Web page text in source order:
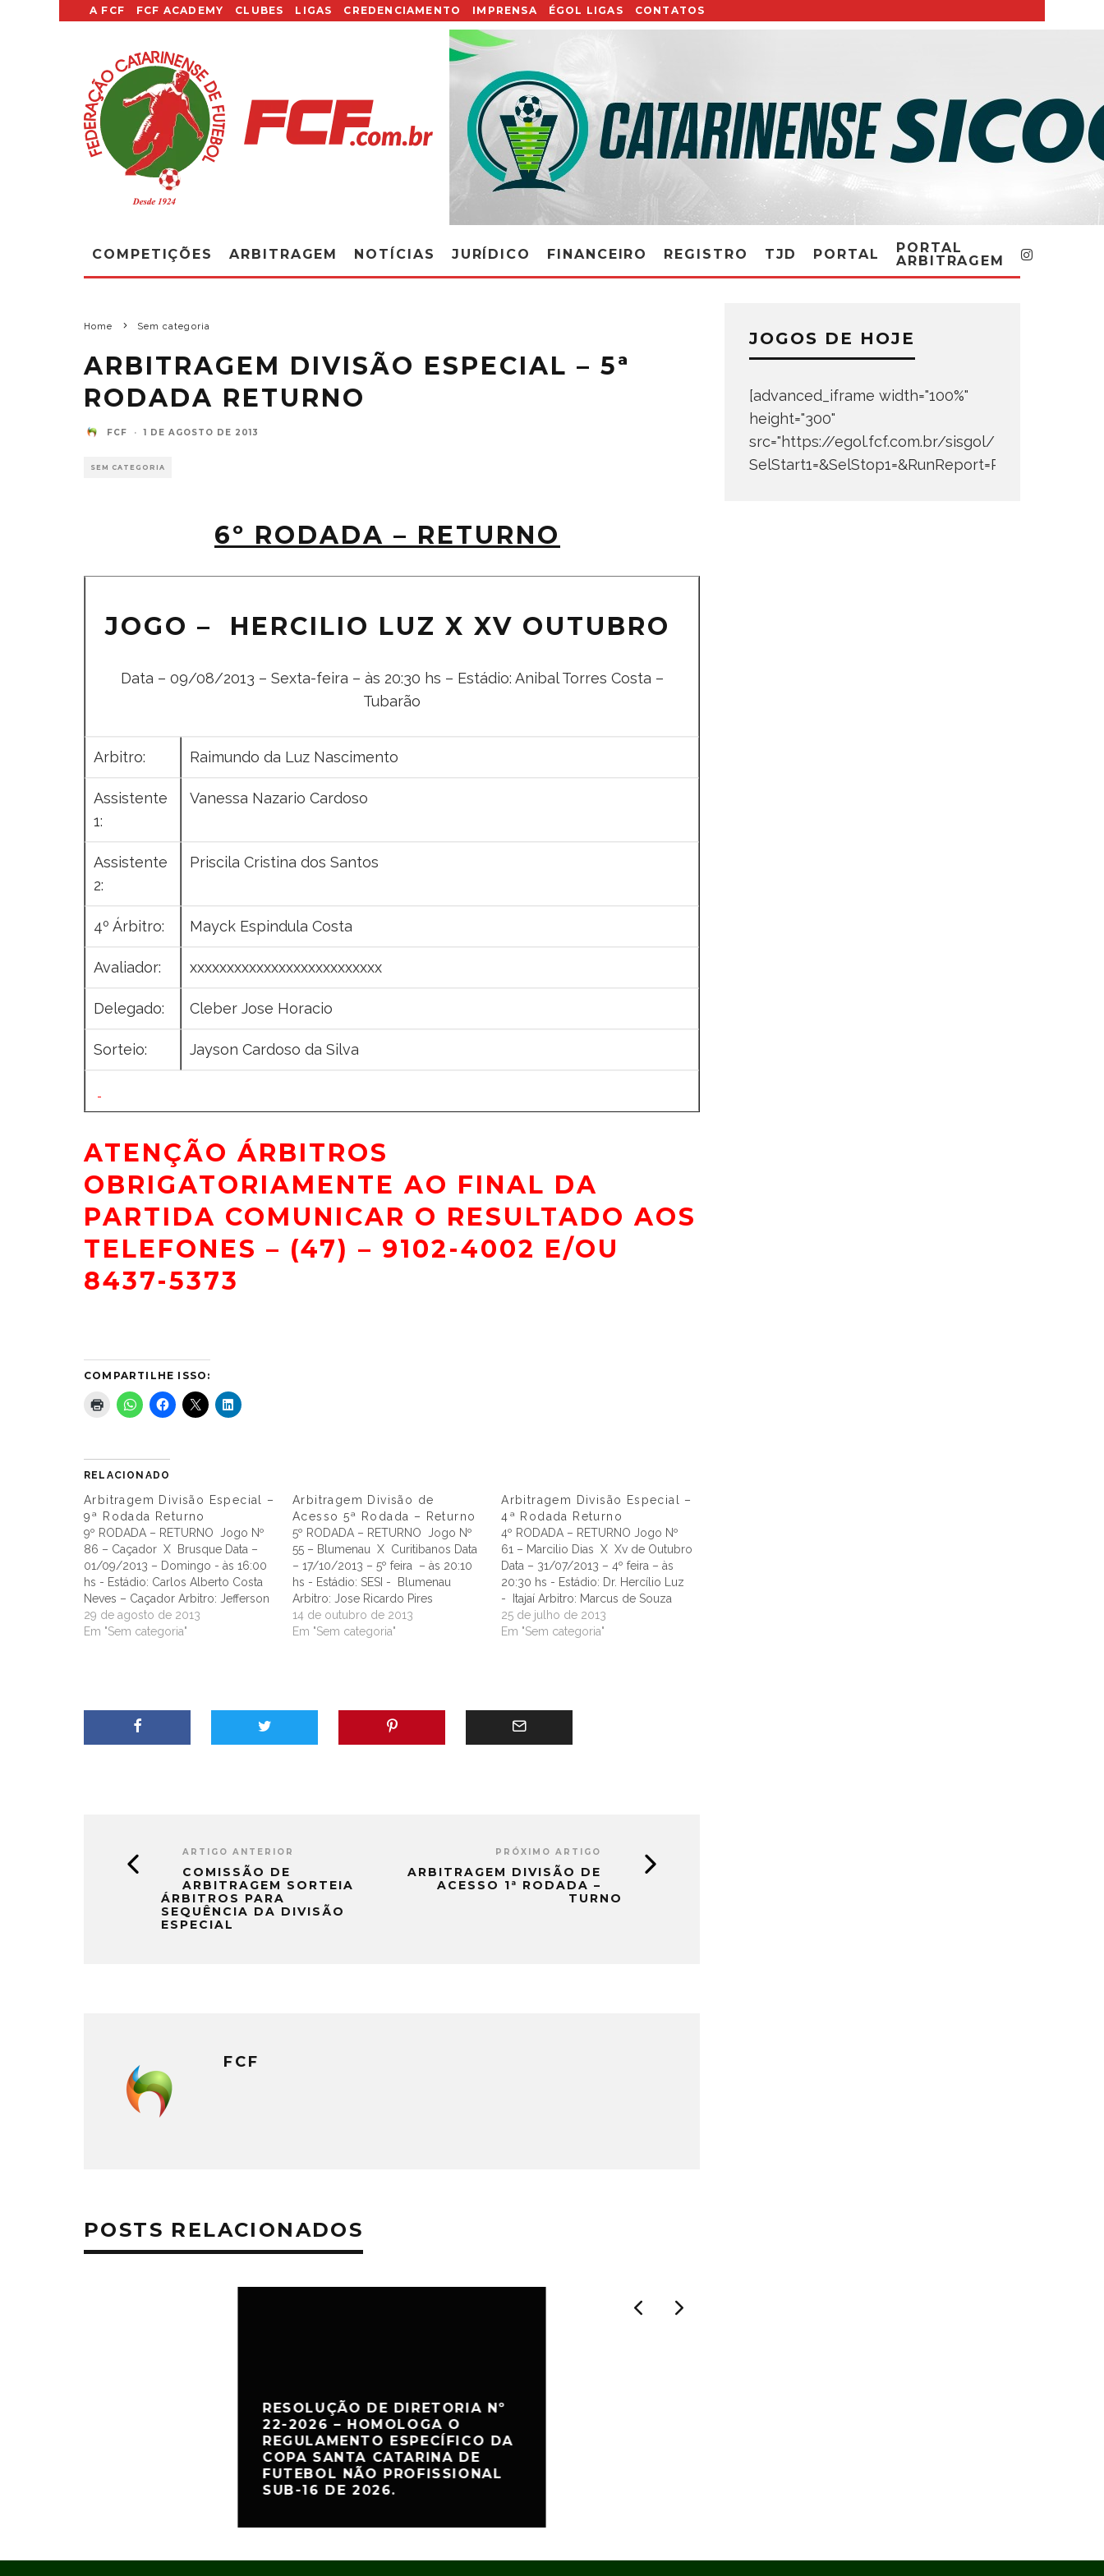
A FCF FCF ACADEMY CLUBES LIGAS CREDENCIAMENTO IMPRENSA ÉGOL LIGAS CONTATOS
COMPETIÇÕES ARBITRAGEM NOTÍCIAS JURÍDICO FINANCEIRO REGISTRO TJD PORTAL
PORTAL
ARBITRAGEM
Home Sem categoria
ARBITRAGEM DIVISÃO ESPECIAL – 5ª
RODADA RETURNO
FCF · 1 DE AGOSTO DE 2013
SEM CATEGORIA
6º RODADA – RETURNO
JOGO – HERCILIO LUZ X XV OUTUBRO
Data – 09/08/2013 – Sexta-feira – às 20:30 hs – Estádio: Anibal Torres Costa –
Tubarão
Arbitro: Raimundo da Luz Nascimento
Assistente
1:
Vanessa Nazario Cardoso
Assistente
2:
Priscila Cristina dos Santos
4º Árbitro: Mayck Espindula Costa
Avaliador: xxxxxxxxxxxxxxxxxxxxxxxxxx
Delegado: Cleber Jose Horacio
Sorteio: Jayson Cardoso da Silva
ATENÇÃO ÁRBITROS
OBRIGATORIAMENTE AO FINAL DA
PARTIDA COMUNICAR O RESULTADO AOS
TELEFONES – (47) – 9102-4002 E/OU
8437-5373
COMPARTILHE ISSO:
RELACIONADO
Arbitragem Divisão Especial –
9ª Rodada Returno
9º RODADA – RETURNO Jogo Nº
86 – Caçador X Brusque Data –
01/09/2013 – Domingo - às 16:00
hs - Estádio: Carlos Alberto Costa
Neves – Caçador Arbitro: Jefferson
Schmidt Assistente 1: Eder
Alexandre Assistente 2: Eli Alves 4º
29 de agosto de 2013
Em "Sem categoria"
Arbitragem Divisão de
Acesso 5ª Rodada – Returno
5º RODADA – RETURNO Jogo Nº
55 – Blumenau X Curitibanos Data
– 17/10/2013 – 5º feira – às 20:10
hs - Estádio: SESI - Blumenau
Arbitro: Jose Ricardo Pires
Assistente 1: Giannlucca Perrone
Vasconcelos Assistente 2: Gisele
14 de outubro de 2013
Em "Sem categoria"
Arbitragem Divisão Especial –
4ª Rodada Returno
4º RODADA – RETURNO Jogo Nº
61 – Marcilio Dias X Xv de Outubro
Data – 31/07/2013 – 4º feira – às
20:30 hs - Estádio: Dr. Hercílio Luz
- Itajaí Arbitro: Marcus de Souza
Assistente 1: Maira Americano Labes
Assistente 2: Sandro K. da Silva
25 de julho de 2013
Em "Sem categoria"
ARTIGO ANTERIOR
COMISSÃO DE
ARBITRAGEM SORTEIA
ÁRBITROS PARA
SEQUÊNCIA DA DIVISÃO
ESPECIAL
PRÓXIMO ARTIGO
ARBITRAGEM DIVISÃO DE
ACESSO 1ª RODADA –
TURNO
FCF
POSTS RELACIONADOS
RESOLUÇÃO DE DIRETORIA Nº
22-2026 – HOMOLOGA O
REGULAMENTO ESPECÍFICO DA
COPA SANTA CATARINA DE
FUTEBOL NÃO PROFISSIONAL
SUB-16 DE 2026.
JOGOS DE HOJE
[advanced_iframe width="100%"
height="300"
src="https://egol.fcf.com.br/sisgol/
SelStart1=&SelStop1=&RunReport=Run+Report"]